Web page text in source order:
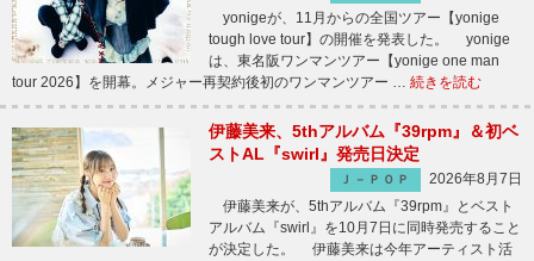
yonigeが、11月からの全国ツアー【yonige
tough love tour】の開催を発表した。 yonige
は、東名阪ワンマンツアー【yonige one man
tour 2026】を開幕。メジャー再契約後初のワンマンツアー … 続きを読む
伊藤美来、5thアルバム『39rpm』＆初ベ
ストAL『swirl』発売日決定
Ｊ－ＰＯＰ
2026年8月7日
伊藤美来が、5thアルバム『39rpm』とベスト
アルバム『swirl』を10月7日に同時発売すること
が決定した。 伊藤美来は今年アーティスト活